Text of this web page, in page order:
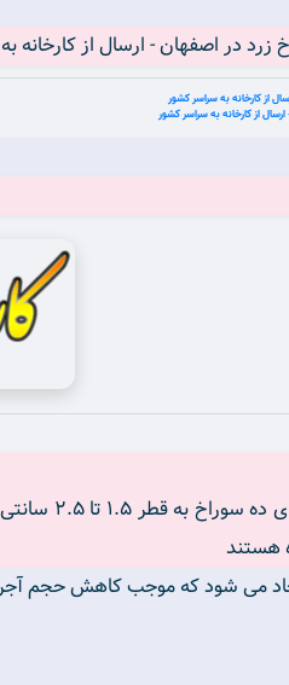
در اصفهان - ارسال از کارخانه
از کارخانه به سراسر کشور
از کارخانه به سراسر کشور
به آجری
هستند
که موجب کاهش حجم آجر تا حدود ۲۵